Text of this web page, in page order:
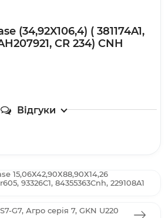
(34,92X106,4) ( 381174A1,
CR 234) CNH
Відгуки
15,06Х42,90Х88,90Х14,26
93326C1, 84355363Cnh, 229108A1
G7, Агро серія 7, GKN U220